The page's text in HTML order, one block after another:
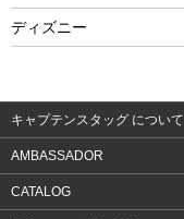
ウェア
ディズニー
キャプテンスタッグ について
AMBASSADOR
CATALOG